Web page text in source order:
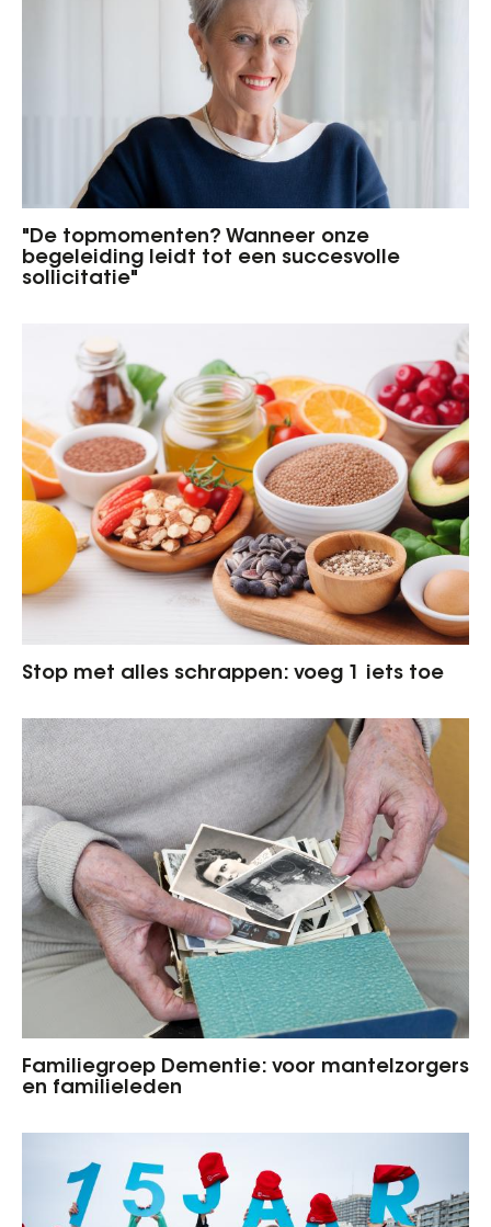
"De topmomenten? Wanneer onze
begeleiding leidt tot een succesvolle
sollicitatie"
Stop met alles schrappen: voeg 1 iets toe
Familiegroep Dementie: voor mantelzorgers
en familieleden